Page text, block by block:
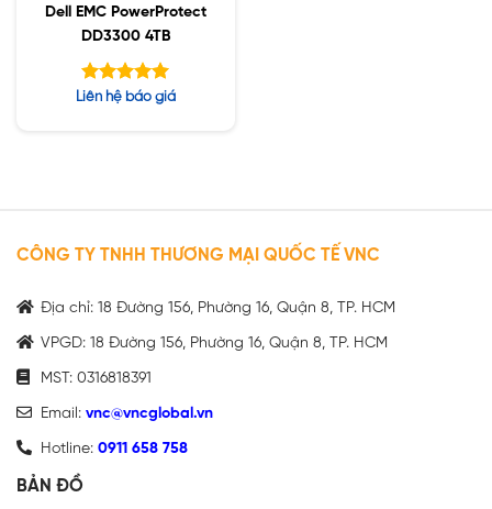
Dell EMC PowerProtect
DD3300 4TB
Được xếp
Liên hệ báo giá
CÔNG TY TNHH THƯƠNG MẠI QUỐC TẾ VNC
Địa chỉ: 18 Đường 156, Phường 16, Quận 8, TP. HCM
VPGD: 18 Đường 156, Phường 16, Quận 8, TP. HCM
MST: 0316818391
Email: vnc@vncglobal.vn
Hotline: 0911 658 758
BẢN ĐỒ